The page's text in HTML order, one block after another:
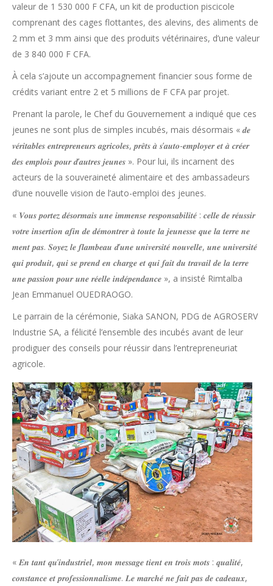
valeur de 1 530 000 F CFA, un kit de production piscicole
comprenant des cages flottantes, des alevins, des aliments de
2 mm et 3 mm ainsi que des produits vétérinaires, d’une valeur
de 3 840 000 F CFA.
À cela s’ajoute un accompagnement financier sous forme de
crédits variant entre 2 et 5 millions de F CFA par projet.
Prenant la parole, le Chef du Gouvernement a indiqué que ces
jeunes ne sont plus de simples incubés, mais désormais « 𝒅𝒆
𝒗𝒆́𝒓𝒊𝒕𝒂𝒃𝒍𝒆𝒔 𝒆𝒏𝒕𝒓𝒆𝒑𝒓𝒆𝒏𝒆𝒖𝒓𝒔 𝒂𝒈𝒓𝒊𝒄𝒐𝒍𝒆𝒔, 𝒑𝒓𝒆̂𝒕𝒔 𝒂̀ 𝒔’𝒂𝒖𝒕𝒐-𝒆𝒎𝒑𝒍𝒐𝒚𝒆𝒓 𝒆𝒕 𝒂̀ 𝒄𝒓𝒆́𝒆𝒓
𝒅𝒆𝒔 𝒆𝒎𝒑𝒍𝒐𝒊𝒔 𝒑𝒐𝒖𝒓 𝒅’𝒂𝒖𝒕𝒓𝒆𝒔 𝒋𝒆𝒖𝒏𝒆𝒔 ». Pour lui, ils incarnent des
acteurs de la souveraineté alimentaire et des ambassadeurs
d’une nouvelle vision de l’auto-emploi des jeunes.
« 𝑽𝒐𝒖𝒔 𝒑𝒐𝒓𝒕𝒆𝒛 𝒅𝒆́𝒔𝒐𝒓𝒎𝒂𝒊𝒔 𝒖𝒏𝒆 𝒊𝒎𝒎𝒆𝒏𝒔𝒆 𝒓𝒆𝒔𝒑𝒐𝒏𝒔𝒂𝒃𝒊𝒍𝒊𝒕𝒆́ : 𝒄𝒆𝒍𝒍𝒆 𝒅𝒆 𝒓𝒆́𝒖𝒔𝒔𝒊𝒓
𝒗𝒐𝒕𝒓𝒆 𝒊𝒏𝒔𝒆𝒓𝒕𝒊𝒐𝒏 𝒂𝒇𝒊𝒏 𝒅𝒆 𝒅𝒆́𝒎𝒐𝒏𝒕𝒓𝒆𝒓 𝒂̀ 𝒕𝒐𝒖𝒕𝒆 𝒍𝒂 𝒋𝒆𝒖𝒏𝒆𝒔𝒔𝒆 𝒒𝒖𝒆 𝒍𝒂 𝒕𝒆𝒓𝒓𝒆 𝒏𝒆
𝒎𝒆𝒏𝒕 𝒑𝒂𝒔. 𝑺𝒐𝒚𝒆𝒛 𝒍𝒆 𝒇𝒍𝒂𝒎𝒃𝒆𝒂𝒖 𝒅’𝒖𝒏𝒆 𝒖𝒏𝒊𝒗𝒆𝒓𝒔𝒊𝒕𝒆́ 𝒏𝒐𝒖𝒗𝒆𝒍𝒍𝒆, 𝒖𝒏𝒆 𝒖𝒏𝒊𝒗𝒆𝒓𝒔𝒊𝒕𝒆́
𝒒𝒖𝒊 𝒑𝒓𝒐𝒅𝒖𝒊𝒕, 𝒒𝒖𝒊 𝒔𝒆 𝒑𝒓𝒆𝒏𝒅 𝒆𝒏 𝒄𝒉𝒂𝒓𝒈𝒆 𝒆𝒕 𝒒𝒖𝒊 𝒇𝒂𝒊𝒕 𝒅𝒖 𝒕𝒓𝒂𝒗𝒂𝒊𝒍 𝒅𝒆 𝒍𝒂 𝒕𝒆𝒓𝒓𝒆
𝒖𝒏𝒆 𝒑𝒂𝒔𝒔𝒊𝒐𝒏 𝒑𝒐𝒖𝒓 𝒖𝒏𝒆 𝒓𝒆́𝒆𝒍𝒍𝒆 𝒊𝒏𝒅𝒆́𝒑𝒆𝒏𝒅𝒂𝒏𝒄𝒆 », a insisté Rimtalba
Jean Emmanuel OUEDRAOGO.
Le parrain de la cérémonie, Siaka SANON, PDG de AGROSERV
Industrie SA, a félicité l’ensemble des incubés avant de leur
prodiguer des conseils pour réussir dans l’entrepreneuriat
agricole.
« 𝑬𝒏 𝒕𝒂𝒏𝒕 𝒒𝒖’𝒊𝒏𝒅𝒖𝒔𝒕𝒓𝒊𝒆𝒍, 𝒎𝒐𝒏 𝒎𝒆𝒔𝒔𝒂𝒈𝒆 𝒕𝒊𝒆𝒏𝒕 𝒆𝒏 𝒕𝒓𝒐𝒊𝒔 𝒎𝒐𝒕𝒔 : 𝒒𝒖𝒂𝒍𝒊𝒕𝒆́,
𝒄𝒐𝒏𝒔𝒕𝒂𝒏𝒄𝒆 𝒆𝒕 𝒑𝒓𝒐𝒇𝒆𝒔𝒔𝒊𝒐𝒏𝒏𝒂𝒍𝒊𝒔𝒎𝒆. 𝑳𝒆 𝒎𝒂𝒓𝒄𝒉𝒆́ 𝒏𝒆 𝒇𝒂𝒊𝒕 𝒑𝒂𝒔 𝒅𝒆 𝒄𝒂𝒅𝒆𝒂𝒖𝒙,